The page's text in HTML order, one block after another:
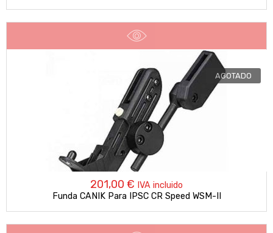
AGOTADO
201,00 € IVA incluido
Funda CANIK Para IPSC CR Speed WSM-II